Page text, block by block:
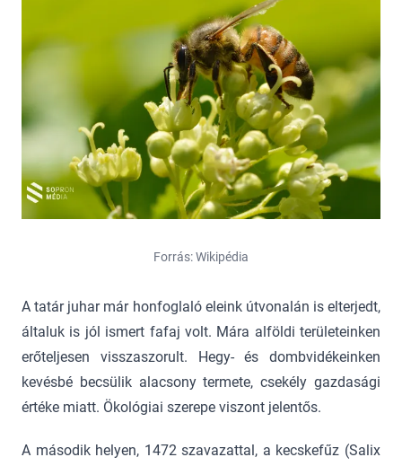
Forrás: Wikipédia
A tatár juhar már honfoglaló eleink útvonalán is elterjedt,
általuk is jól ismert fafaj volt. Mára alföldi területeinken
erőteljesen visszaszorult. Hegy- és dombvidékeinken
kevésbé becsülik alacsony termete, csekély gazdasági
értéke miatt. Ökológiai szerepe viszont jelentős.
A második helyen, 1472 szavazattal, a kecskefűz (Salix